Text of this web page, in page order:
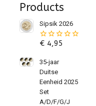
Products
Sipsik 2026
0
de
€4,95
35-jaar
Duitse
Eenheid 2025
Set
A/D/F/G/J